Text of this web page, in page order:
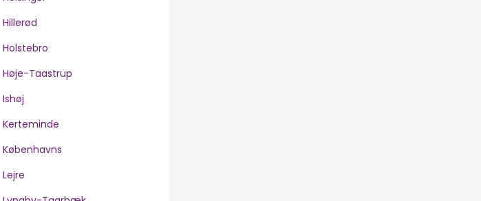
Hillerød
Holstebro
Høje-Taastrup
Ishøj
Kerteminde
Københavns
Lejre